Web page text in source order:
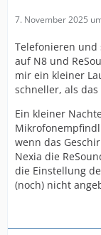
7. November 2025
Telefonieren und
auf N8 und
mir ein kleiner
schneller, als
Ein kleiner
wenn das
Nexia die
die Einstellung
(noch) nicht